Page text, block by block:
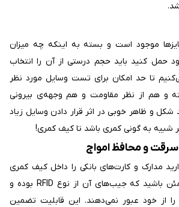
موجود است و بسته به اینکه چه میزان
حمل کنید باید حجم درستی از آن را انتخاب
تا حد امکان برای تست وسایل مورد نظر
و هم از نظر مقاومت و هم وجهه‌‌ی بیرونی
و ظاهر خوبی در اثر قرار دادن وسایل زیاد
شبیه به گونی کمری باشد تا کیف کمری!
سرقت و محافظ امواج
مدارک و کارت‌‌های بانکی را داخل کیف کمری
بگذارید پس حتما مطمئن باشید که جیب‌‌های آن از نوع RFID بوده و
را از خود عبور نمی‌‌دهند. این قابلیت تضمین